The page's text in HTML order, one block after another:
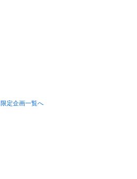
限定企画一覧へ